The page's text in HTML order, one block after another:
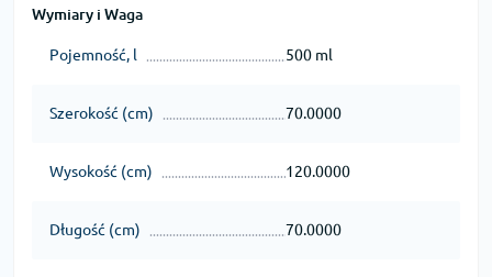
Wymiary i Waga
Pojemność, l 500 ml
Szerokość (cm) 70.0000
Wysokość (cm) 120.0000
Długość (cm) 70.0000